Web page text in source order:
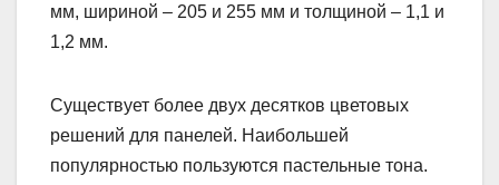
мм, шириной – 205 и 255 мм и толщиной – 1,1 и
1,2 мм.
Существует более двух десятков цветовых
решений для панелей. Наибольшей
популярностью пользуются пастельные тона.